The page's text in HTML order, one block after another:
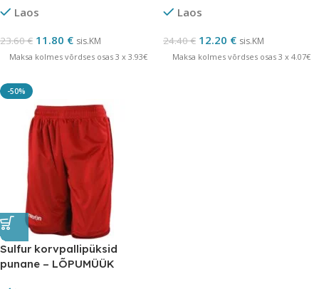
Laos
23.60€ 11.80 € sis.KM
Maksa kolmes võrdses osas 3 x 3.93€
Laos
24.40€ 12.20 € sis.KM
Maksa kolmes võrdses osas 3 x 4.07€
-50%
Sulfur korvpallipüksid
punane – LÕPUMÜÜK